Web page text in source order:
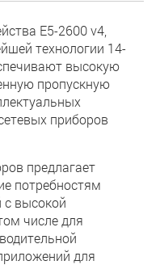
E5-2600 v4,
технологии 14-
высокую
пропускную
приборов
предлагает
потребностям
с высокой
числе для
для